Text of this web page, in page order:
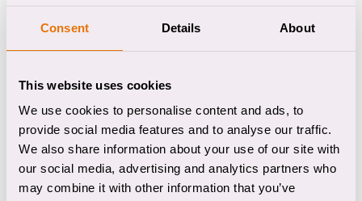
Consent Details About
This website uses cookies
We use cookies to personalise content and ads, to
provide social media features and to analyse our traffic.
We also share information about your use of our site with
our social media, advertising and analytics partners who
may combine it with other information that you’ve
Spoedpoli
Dennenweg 9
9404 LA Assen
Telefoonnummer
(0592) 33 48 00
Bekijk locatie